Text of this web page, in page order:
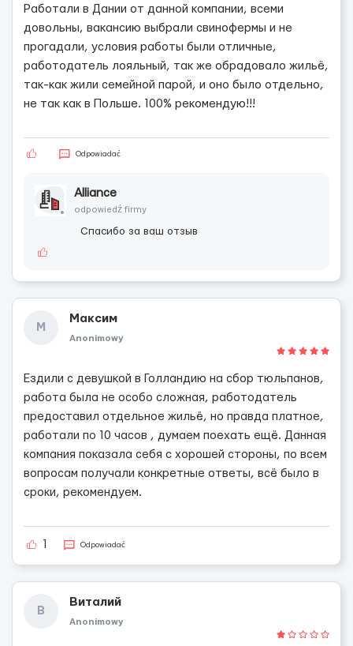
Работали в Дании от данной компании, всеми
довольны, вакансию выбрали свинофермы и не
прогадали, условия работы были отличные,
работодатель лояльный, так же обрадовало жильё,
так-как жили семейной парой, и оно было отдельно,
не так как в Польше. 100% рекомендую!!!
Odpowiadać
Alliance
odpowiedź firmy
Спасибо за ваш отзыв
М
Максим
Anonimowy
Ездили с девушкой в Голландию на сбор тюльпанов,
работа была не особо сложная, работодатель
предоставил отдельное жильё, но правда платное,
работали по 10 часов , думаем поехать ещё. Данная
компания показала себя с хорошей стороны, по всем
вопросам получали конкретные ответы, всё было в
сроки, рекомендуем.
Odpowiadać
В
Виталий
Anonimowy